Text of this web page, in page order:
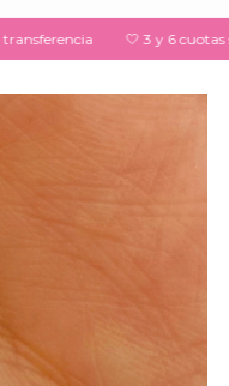
🤍 3 y 6 cuotas sin interés